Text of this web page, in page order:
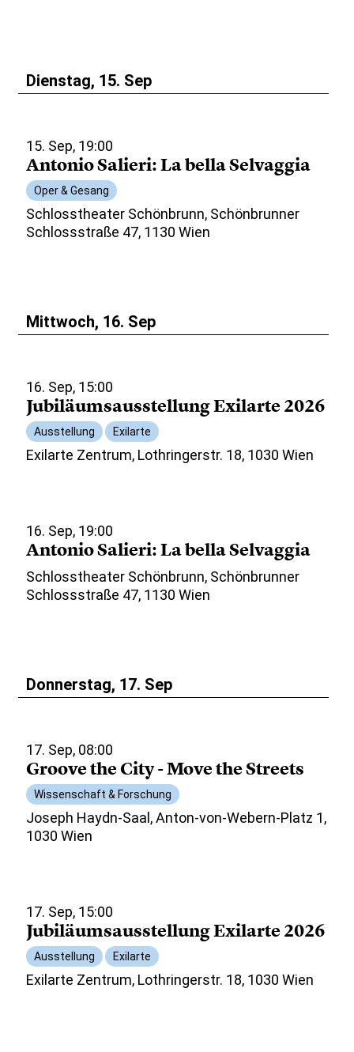
Dienstag, 15. Sep
15. Sep, 19:00
Antonio Salieri: La bella Selvaggia
Oper & Gesang
Schlosstheater Schönbrunn, Schönbrunner
Schlossstraße 47, 1130 Wien
Mittwoch, 16. Sep
16. Sep, 15:00
Jubiläumsausstellung Exilarte 2026
Ausstellung Exilarte
Exilarte Zentrum, Lothringerstr. 18, 1030 Wien
16. Sep, 19:00
Antonio Salieri: La bella Selvaggia
Schlosstheater Schönbrunn, Schönbrunner
Schlossstraße 47, 1130 Wien
Donnerstag, 17. Sep
17. Sep, 08:00
Groove the City - Move the Streets
Wissenschaft & Forschung
Joseph Haydn-Saal, Anton-von-Webern-Platz 1,
1030 Wien
17. Sep, 15:00
Jubiläumsausstellung Exilarte 2026
Ausstellung Exilarte
Exilarte Zentrum, Lothringerstr. 18, 1030 Wien